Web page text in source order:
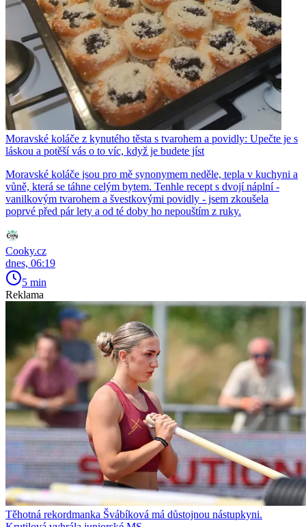
Moravské koláče z kynutého těsta s tvarohem a povidly: Upečte je s
láskou a potěší vás o to víc, když je budete jíst
Moravské koláče jsou pro mě synonymem neděle, tepla v kuchyni a
vůně, která se táhne celým bytem. Tenhle recept s dvojí náplní -
vanilkovým tvarohem a švestkovými povidly - jsem zkoušela
poprvé před pár lety a od té doby ho nepouštím z ruky.
Cooky.cz
dnes, 06:19
5 min
Reklama
Těhotná rekordmanka Švábíková má důstojnou nástupkyni.